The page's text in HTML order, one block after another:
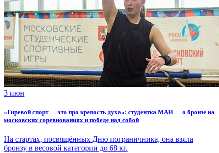
3 июн
«Гиревой спорт — это про крепость духа»: студентка МАИ — о бронзе на
московских соревнованиях и победе над собой
На стартах, посвящённых Дню пограничника, она взяла
бронзу в весовой категории до 68 кг.